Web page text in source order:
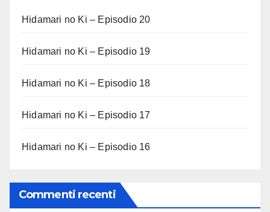
Hidamari no Ki – Episodio 20
Hidamari no Ki – Episodio 19
Hidamari no Ki – Episodio 18
Hidamari no Ki – Episodio 17
Hidamari no Ki – Episodio 16
Commenti recenti